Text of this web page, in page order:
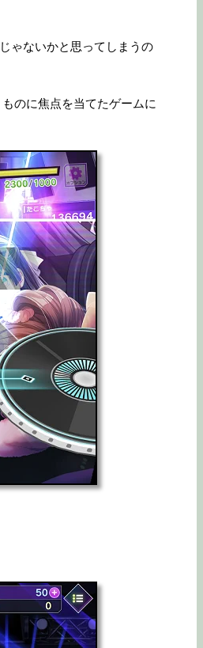
ゃないかと思ってしまうの
ものに焦点を当てたゲームに